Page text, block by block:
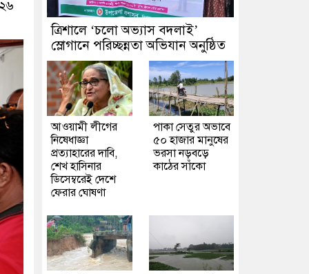
‎ত্রিশালে ‘চলো অভ্যাস বদলাই’
স্লোগানে পরিচ্ছন্নতা অভিযান অনুষ্ঠিত
আওয়ামী লীগের
নিষেধাজ্ঞা
প্রত্যাহারের দাবি,
শেখ হাসিনার
ডিসেম্বরেই দেশে
ফেরার ঘোষণা
পাকা সেতুর অভাবে
৫০ হাজার মানুষের
ভরসা নড়বড়ে
কাঠের সাঁকো